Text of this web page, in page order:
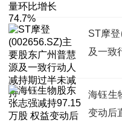
ST摩
及一致
海钰生
变动后